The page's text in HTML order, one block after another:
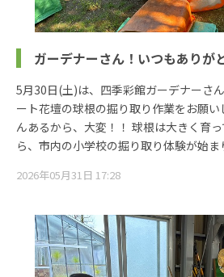
ガーデナーさん！いつもありが
5月30日(土)は、四季彩館ガーデナーさ
ート花壇の球根の掘り取り作業をお願
んあるから、大変！！ 球根は大きく育
ら、市内の小学校の掘り取り体験が始ま
2026年05月31日 17:28